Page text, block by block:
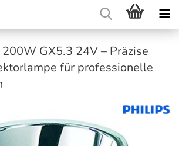
GX5.3 24V – Präzise
für professionelle